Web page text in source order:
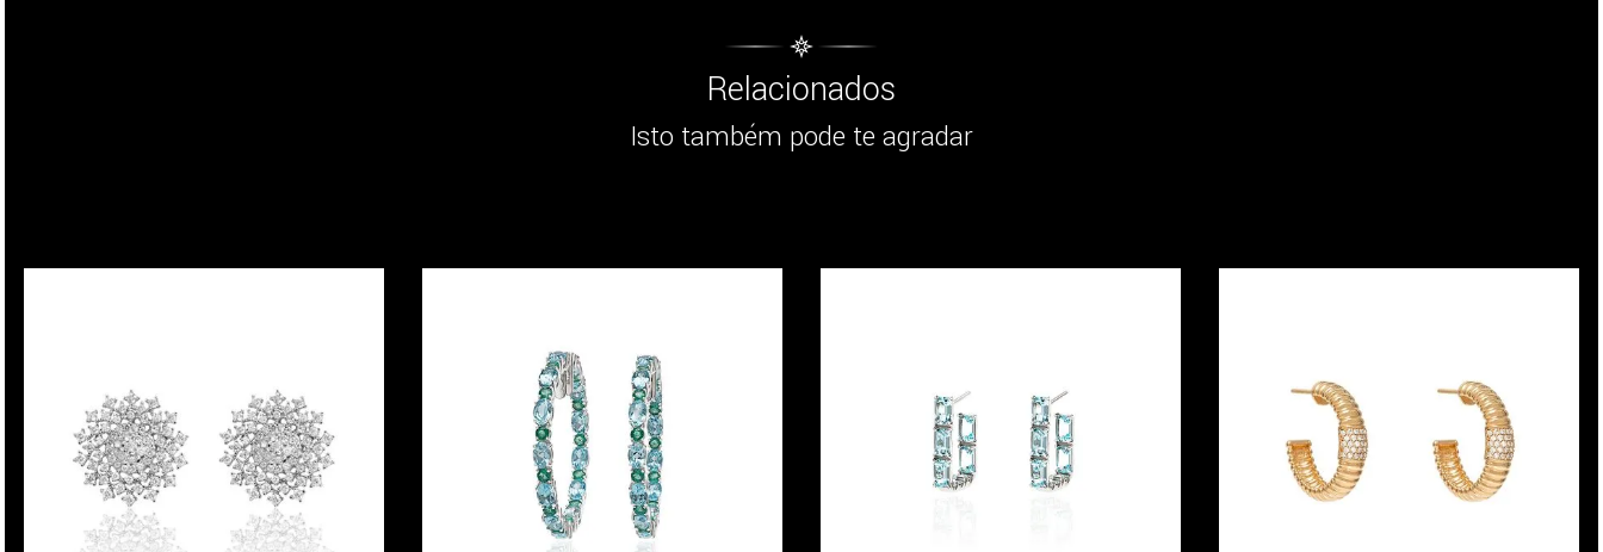
Relacionados
Isto também pode te agradar